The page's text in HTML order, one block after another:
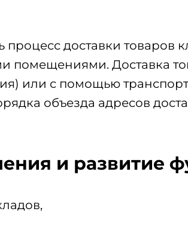
доставки товаров
Доставка
или с помощью
объезда адресов
и развитие